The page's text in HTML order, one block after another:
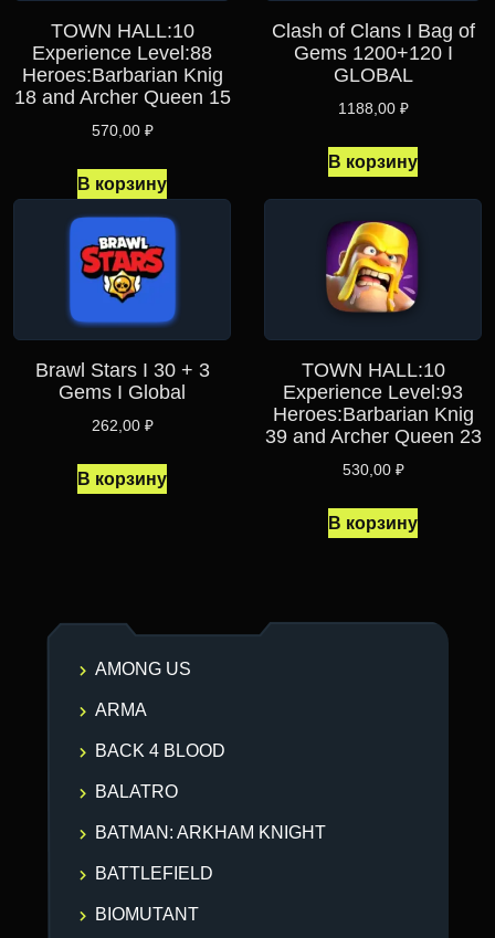
TOWN HALL:10
Experience Level:88
Heroes:Barbarian Knig
18 and Archer Queen 15
570,00 ₽
В корзину
Clash of Clans I Bag of
Gems 1200+120 I
GLOBAL
1188,00 ₽
В корзину
Brawl Stars I 30 + 3
Gems I Global
262,00 ₽
В корзину
TOWN HALL:10
Experience Level:93
Heroes:Barbarian Knig
39 and Archer Queen 23
530,00 ₽
В корзину
AMONG US
ARMA
BACK 4 BLOOD
BALATRO
BATMAN: ARKHAM KNIGHT
BATTLEFIELD
BIOMUTANT